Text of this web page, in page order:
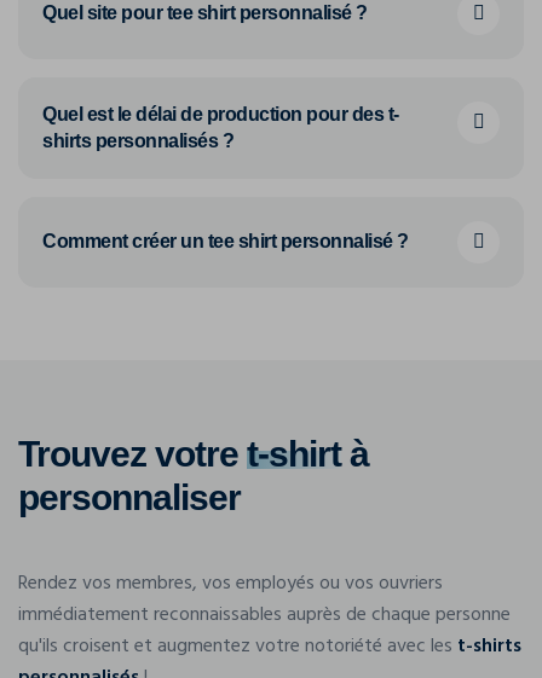
Quel site pour tee shirt personnalisé ?
Quel est le délai de production pour des t-
shirts personnalisés ?
Comment créer un tee shirt personnalisé ?
Trouvez votre t-shirtà
personnaliser
Rendez vos membres, vos employés ou vos ouvriers
immédiatement reconnaissables auprès de chaque personne
qu'ils croisent et augmentez votre notoriété avec les t-shirts